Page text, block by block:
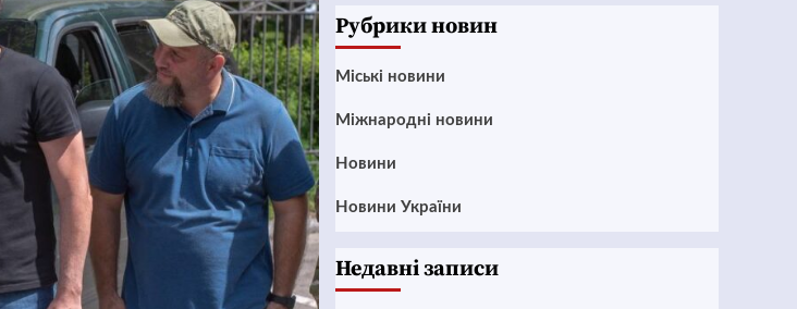
Рубрики новин
Mіські новини
Міжнародні новини
Новини
Новини України
Недавні записи